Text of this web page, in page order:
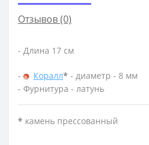
Отзывов (0)
- Длина 17 см
- Коралл* - диаметр - 8 мм
- Фурнитура - латунь
* камень прессованный